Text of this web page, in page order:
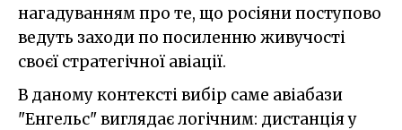
нагадуванням про те, що росіяни поступово
ведуть заходи по посиленню живучості
своєї стратегічної авіації.
В даному контексті вибір саме авіабази
"Енгельс" виглядає логічним: дистанція у